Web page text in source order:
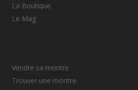
La Boutique
Le Mag
Vendre sa montre
Trouver une montre